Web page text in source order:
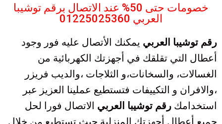
خصومات حتى 50% عند الاتصال برقم توشيبا
العربي 01225025360
رقم توشيبا العربي يمكنك الأتصال عليه فور وجود
أعطال التي تقلقك في أجهزتك الكهربائية من
الغسالات، والسخانات،و الثلاجات ،والديب فريزر
،والافران و التكييفات فتستطيع عملينا العزيز عبر
استخدامك رقم توشيبا العربي الاتصال فورا لحل
جميع أعطال أجهزتك المنزلية حيث تستطيع من خلال